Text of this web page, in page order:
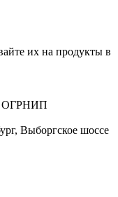
их на продукты в
ОГРНИП
Выборгское шоссе